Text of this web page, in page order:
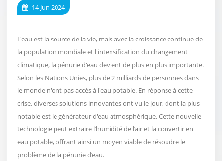
14 Jun 2024
L'eau est la source de la vie, mais avec la croissance continue de
la population mondiale et l'intensification du changement
climatique, la pénurie d'eau devient de plus en plus importante.
Selon les Nations Unies, plus de 2 milliards de personnes dans
le monde n'ont pas accès à l'eau potable. En réponse à cette
crise, diverses solutions innovantes ont vu le jour, dont la plus
notable est le générateur d'eau atmosphérique. Cette nouvelle
technologie peut extraire l’humidité de l’air et la convertir en
eau potable, offrant ainsi un moyen viable de résoudre le
problème de la pénurie d’eau.